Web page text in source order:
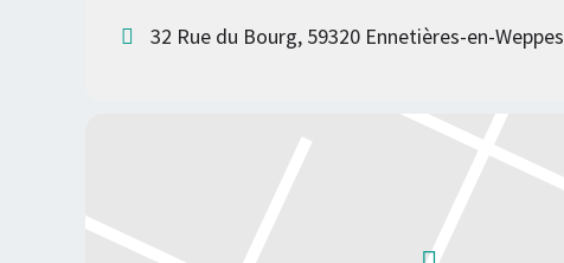
32 Rue du Bourg, 59320 Ennetières-en-Weppes